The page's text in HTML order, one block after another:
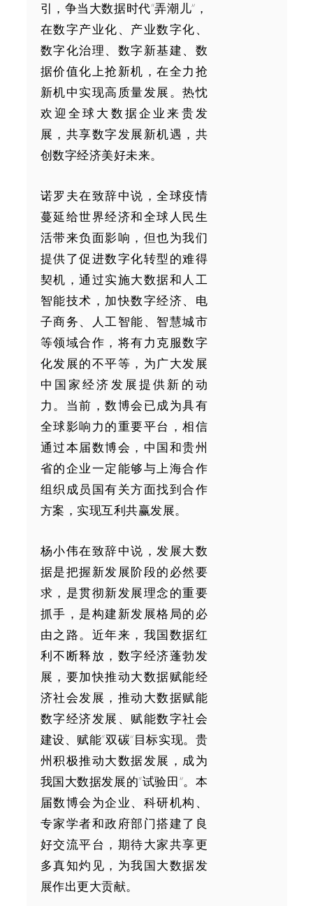
引，争当大数据时代“弄潮儿”，
在数字产业化、产业数字化、
数字化治理、数字新基建、数
据价值化上抢新机，在全力抢
新机中实现高质量发展。热忱
欢迎全球大数据企业来贵发
展，共享数字发展新机遇，共
创数字经济美好未来。
诺罗夫在致辞中说，全球疫情
蔓延给世界经济和全球人民生
活带来负面影响，但也为我们
提供了促进数字化转型的难得
契机，通过实施大数据和人工
智能技术，加快数字经济、电
子商务、人工智能、智慧城市
等领域合作，将有力克服数字
化发展的不平等，为广大发展
中国家经济发展提供新的动
力。当前，数博会已成为具有
全球影响力的重要平台，相信
通过本届数博会，中国和贵州
省的企业一定能够与上海合作
组织成员国有关方面找到合作
方案，实现互利共赢发展。
杨小伟在致辞中说，发展大数
据是把握新发展阶段的必然要
求，是贯彻新发展理念的重要
抓手，是构建新发展格局的必
由之路。近年来，我国数据红
利不断释放，数字经济蓬勃发
展，要加快推动大数据赋能经
济社会发展，推动大数据赋能
数字经济发展、赋能数字社会
建设、赋能“双碳”目标实现。贵
州积极推动大数据发展，成为
我国大数据发展的“试验田”。本
届数博会为企业、科研机构、
专家学者和政府部门搭建了良
好交流平台，期待大家共享更
多真知灼见，为我国大数据发
展作出更大贡献。